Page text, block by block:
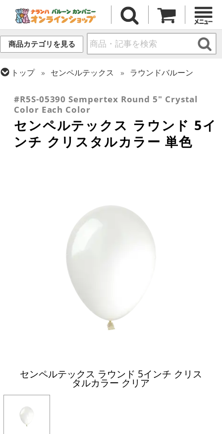
商品カテゴリを見る
トップ センペルテックス
ラウンドバルーン
#R5S-05390 Sempertex Round 5" Crystal
Color Each Color
センペルテックス ラウンド 5イ
ンチ クリスタルカラー 単色
センペルテックス ラウンド 5インチ クリス
タルカラー クリア